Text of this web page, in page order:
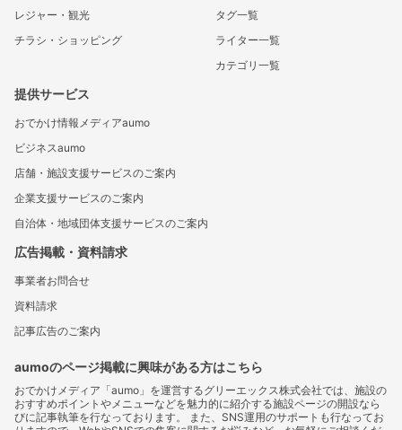
レジャー・観光
チラシ・ショッピング
タグ一覧
ライター一覧
カテゴリ一覧
提供サービス
おでかけ情報メディアaumo
ビジネスaumo
店舗・施設支援サービスのご案内
企業支援サービスのご案内
自治体・地域団体支援サービスのご案内
広告掲載・資料請求
事業者お問合せ
資料請求
記事広告のご案内
aumoのページ掲載に興味がある方はこちら
おでかけメディア「aumo」を運営するグリーエックス株式会社では、施設の
おすすめポイントやメニューなどを魅力的に紹介する施設ページの開設なら
びに記事執筆を行なっております。 また、SNS運用のサポートも行なってお